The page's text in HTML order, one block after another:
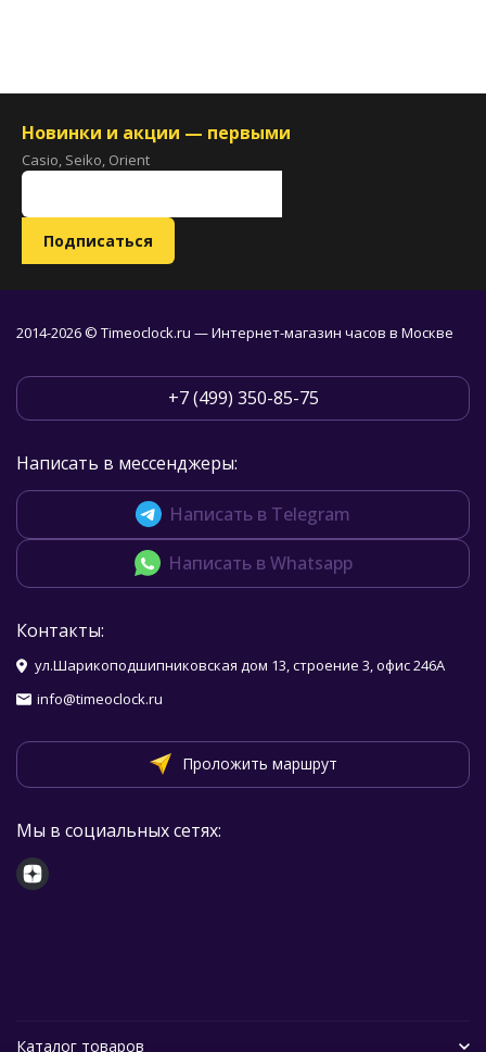
Новинки и акции — первыми
Casio, Seiko, Orient
2014-2026 © Timeoclock.ru — Интернет-магазин часов в Москве
+7 (499) 350-85-75
Написать в мессенджеры:
Написать в Telegram
Написать в Whatsapp
Контакты:
ул.Шарикоподшипниковская дом 13, строение 3, офис 246А
info@timeoclock.ru
Проложить маршрут
Мы в социальных сетях:
Каталог товаров